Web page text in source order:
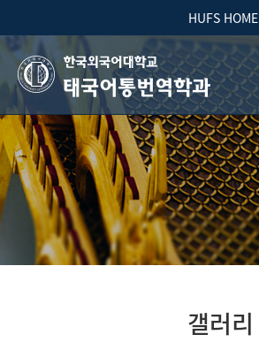
HUFS HOME
태국어통번역학과
갤러리